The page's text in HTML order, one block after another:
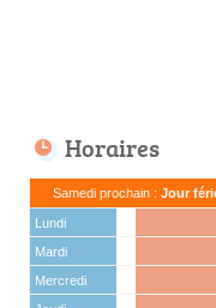
Horaires
Samedi prochain : Jour
Lundi
Mardi
Mercredi